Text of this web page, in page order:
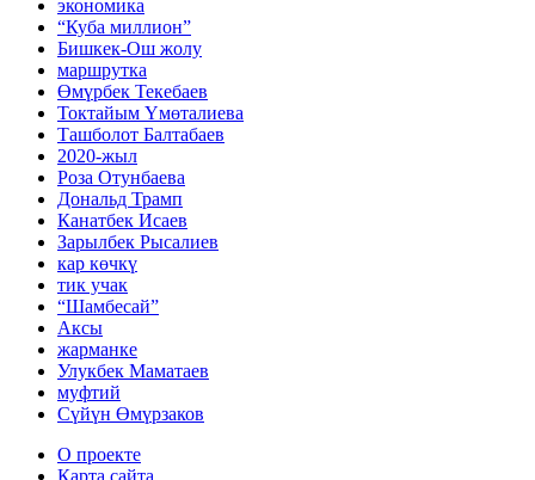
экономика
“Куба миллион”
Бишкек-Ош жолу
маршрутка
Өмүрбек Текебаев
Токтайым Үмөталиева
Ташболот Балтабаев
2020-жыл
Роза Отунбаева
Дональд Трамп
Канатбек Исаев
Зарылбек Рысалиев
кар көчкү
тик учак
“Шамбесай”
Аксы
жарманке
Улукбек Маматаев
муфтий
Сүйүн Өмүрзаков
О проекте
Карта сайта